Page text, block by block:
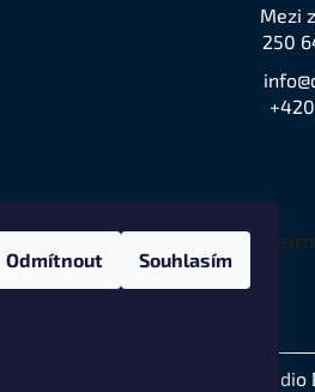
Odmítnout Souhlasím
Mezi
250